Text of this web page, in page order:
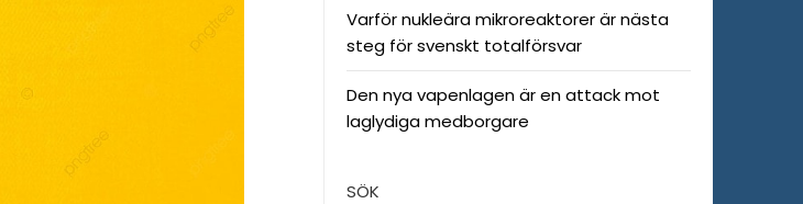
Varför nukleära mikroreaktorer är nästa
steg för svenskt totalförsvar
Den nya vapenlagen är en attack mot
laglydiga medborgare
SÖK